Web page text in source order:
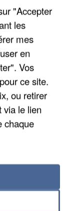
REFUGES
"Accepter
les
mes
en
Vos
ce site.
ou retirer
via le lien
chaque